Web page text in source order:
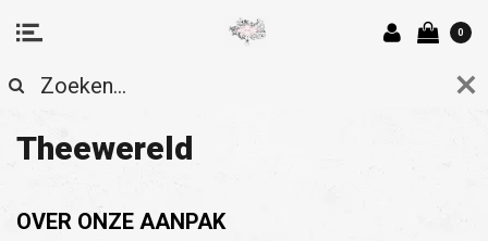
0
Theewereld
OVER ONZE AANPAK